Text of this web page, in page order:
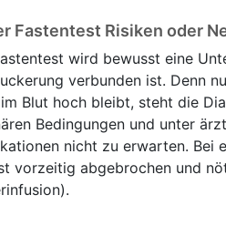
Fastentest Risiken oder
wird bewusst eine
verbunden ist. Denn
Blut hoch bleibt, steht die
Bedingungen und unter
nicht zu erwarten. Bei
vorzeitig abgebrochen und